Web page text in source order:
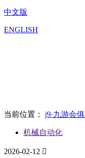
中文版
ENGLISH
当前位置： j9·九游会
机械自动化
2026-02-12 